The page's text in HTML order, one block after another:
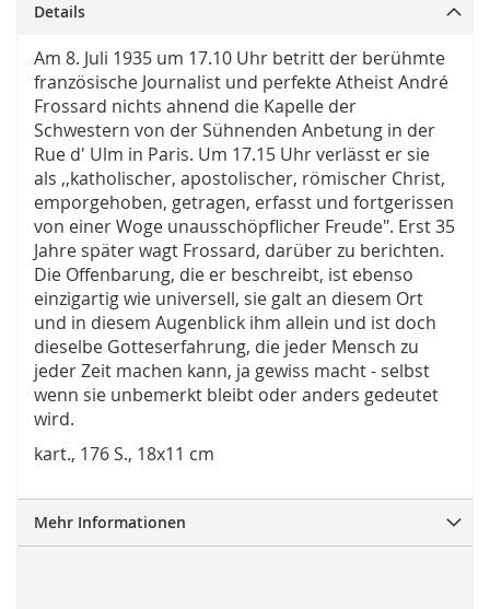
Details
Am 8. Juli 1935 um 17.10 Uhr betritt der berühmte
französische Journalist und perfekte Atheist André
Frossard nichts ahnend die Kapelle der
Schwestern von der Sühnenden Anbetung in der
Rue d' Ulm in Paris. Um 17.15 Uhr verlässt er sie
als ,,katholischer, apostolischer, römischer Christ,
emporgehoben, getragen, erfasst und fortgerissen
von einer Woge unausschöpflicher Freude". Erst 35
Jahre später wagt Frossard, darüber zu berichten.
Die Offenbarung, die er beschreibt, ist ebenso
einzigartig wie universell, sie galt an diesem Ort
und in diesem Augenblick ihm allein und ist doch
dieselbe Gotteserfahrung, die jeder Mensch zu
jeder Zeit machen kann, ja gewiss macht - selbst
wenn sie unbemerkt bleibt oder anders gedeutet
wird.
kart., 176 S., 18x11 cm
Mehr Informationen